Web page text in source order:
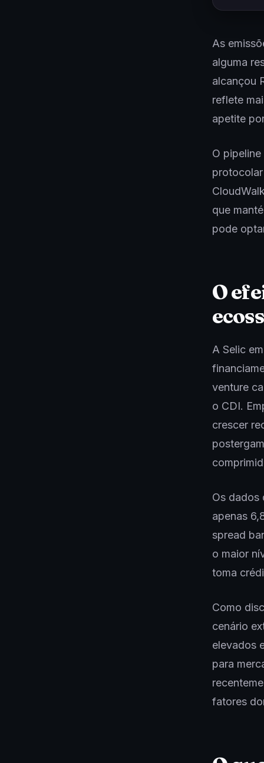
As
alguma
alcançou
reflete
apetite
O
que
pode
O
A Selic
venture
o CDI.
crescer
Os dados
apenas
spread
o maior
toma
Como
cenário
elevados
para
fatores